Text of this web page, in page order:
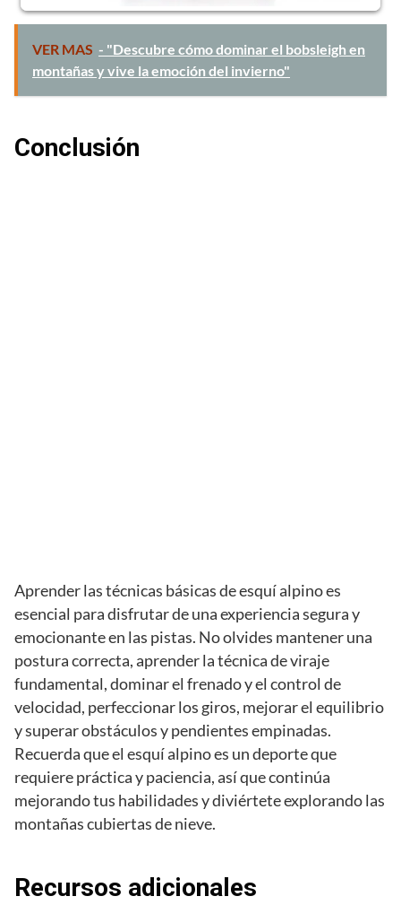
VER MAS - "Descubre cómo dominar el bobsleigh en
montañas y vive la emoción del invierno"
Conclusión
Aprender las técnicas básicas de esquí alpino es
esencial para disfrutar de una experiencia segura y
emocionante en las pistas. No olvides mantener una
postura correcta, aprender la técnica de viraje
fundamental, dominar el frenado y el control de
velocidad, perfeccionar los giros, mejorar el equilibrio
y superar obstáculos y pendientes empinadas.
Recuerda que el esquí alpino es un deporte que
requiere práctica y paciencia, así que continúa
mejorando tus habilidades y diviértete explorando las
montañas cubiertas de nieve.
Recursos adicionales